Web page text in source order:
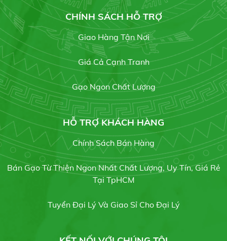
Gạo OM 5451
Liên hệ
Gạo Hàm Châu củ
Liên hệ
Gạo RI504
Liên hệ
19/05/2020
BẢNG GIÁ GẠO HÔM NAY
21/07/2021
Gạo chuyên dùng cơm chiên
19/07/2021
Gạo sạch
17/07/2021
CHÍNH SÁCH HỖ TRỢ
Giao Hàng Tận Nơi
Giá Cả Cạnh Tranh
Gạo Ngon Chất Lượng
HỖ TRỢ KHÁCH HÀNG
Chính Sách Bán Hàng
Bán Gạo Từ Thiện Ngon Nhất Chất Lượng, Uy Tín, Giá Rẻ
Tại TpHCM
Tuyển Đại Lý Và Giao Sỉ Cho Đại Lý